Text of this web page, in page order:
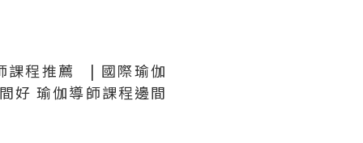
課程推薦 | 國際瑜伽
好 瑜伽導師課程邊間